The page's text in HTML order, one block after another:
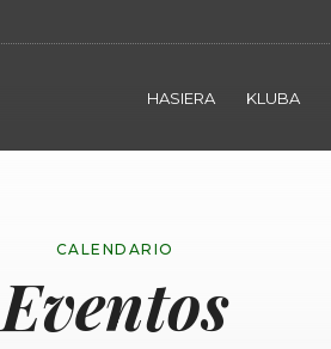
HASIERA KLUBA
CALENDARIO
Eventos